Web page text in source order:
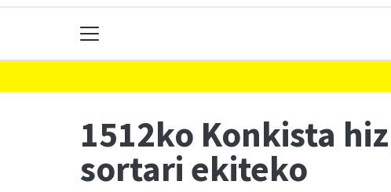
1512ko Konkista
sortari ekiteko